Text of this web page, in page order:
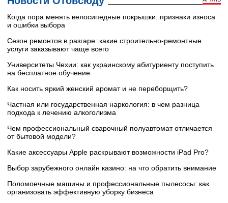
Когда пора менять велосипедные покрышки: признаки износа
и ошибки выбора
Сезон ремонтов в разгаре: какие строительно-ремонтные
услуги заказывают чаще всего
Университеты Чехии: как украинскому абитуриенту поступить
на бесплатное обучение
Как носить яркий женский аромат и не переборщить?
Частная или государственная наркология: в чем разница
подхода к лечению алкоголизма
Чем профессиональный сварочный полуавтомат отличается
от бытовой модели?
Какие аксессуары Apple раскрывают возможности iPad Pro?
Выбор зарубежного онлайн казино: на что обратить внимание
Поломоечные машины и профессиональные пылесосы: как
организовать эффективную уборку бизнеса